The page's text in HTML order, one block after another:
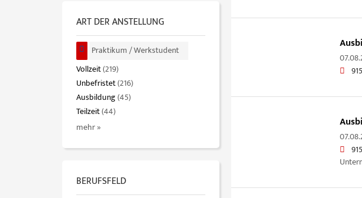
ART DER ANSTELLUNG
Praktikum / Werkstudent
Vollzeit(219)
Unbefristet(216)
Ausbildung(45)
Teilzeit(44)
mehr »
BERUFSFELD